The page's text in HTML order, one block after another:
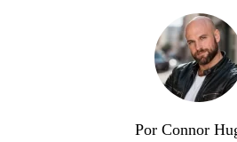
Por Connor